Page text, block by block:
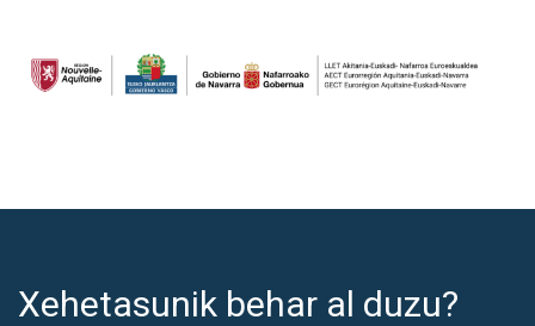
Xehetasunik behar al duzu?